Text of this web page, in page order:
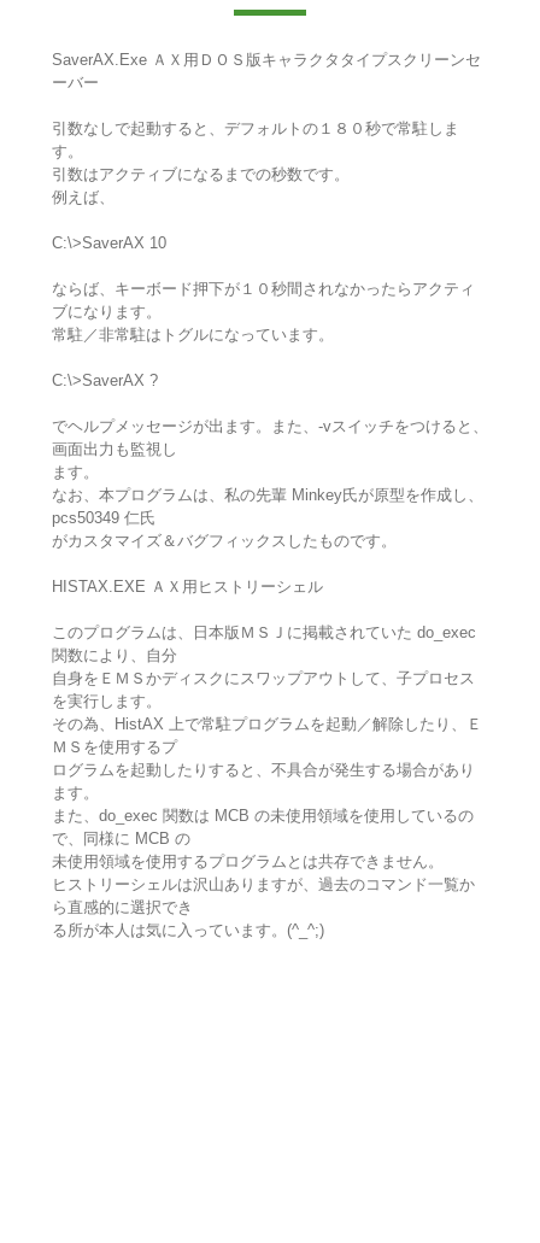
SaverAX.Exe ＡＸ用ＤＯＳ版キャラクタタイプスクリーンセ
ーバー
引数なしで起動すると、デフォルトの１８０秒で常駐しま
す。
引数はアクティブになるまでの秒数です。
例えば、
C:\>SaverAX 10
ならば、キーボード押下が１０秒間されなかったらアクティ
ブになります。
常駐／非常駐はトグルになっています。
C:\>SaverAX ?
でヘルプメッセージが出ます。また、-vスイッチをつけると、
画面出力も監視し
ます。
なお、本プログラムは、私の先輩 Minkey氏が原型を作成し、
pcs50349 仁氏
がカスタマイズ＆バグフィックスしたものです。
HISTAX.EXE ＡＸ用ヒストリーシェル
このプログラムは、日本版ＭＳＪに掲載されていた do_exec
関数により、自分
自身をＥＭＳかディスクにスワップアウトして、子プロセス
を実行します。
その為、HistAX 上で常駐プログラムを起動／解除したり、Ｅ
ＭＳを使用するプ
ログラムを起動したりすると、不具合が発生する場合があり
ます。
また、do_exec 関数は MCB の未使用領域を使用しているの
で、同様に MCB の
未使用領域を使用するプログラムとは共存できません。
ヒストリーシェルは沢山ありますが、過去のコマンド一覧か
ら直感的に選択でき
る所が本人は気に入っています。(^_^;)